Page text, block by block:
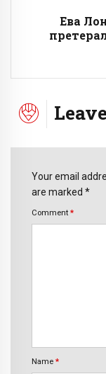
Ева
Your email
are marked *
Comment *
Name *